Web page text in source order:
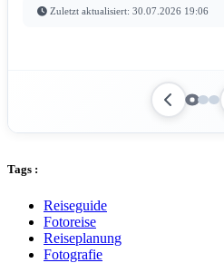
Zuletzt aktualisiert: 30.07.2026 19:06
Tags :
Reiseguide
Fotoreise
Reiseplanung
Fotografie